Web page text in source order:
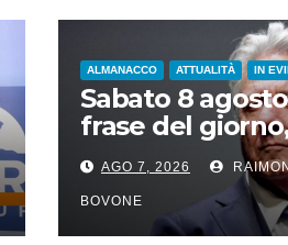
ALMANACCO ATTUALITÀ IN
Sabato 8
frase del
santi del
famosi,
oggi
AGO 7, 2026
BOVONE